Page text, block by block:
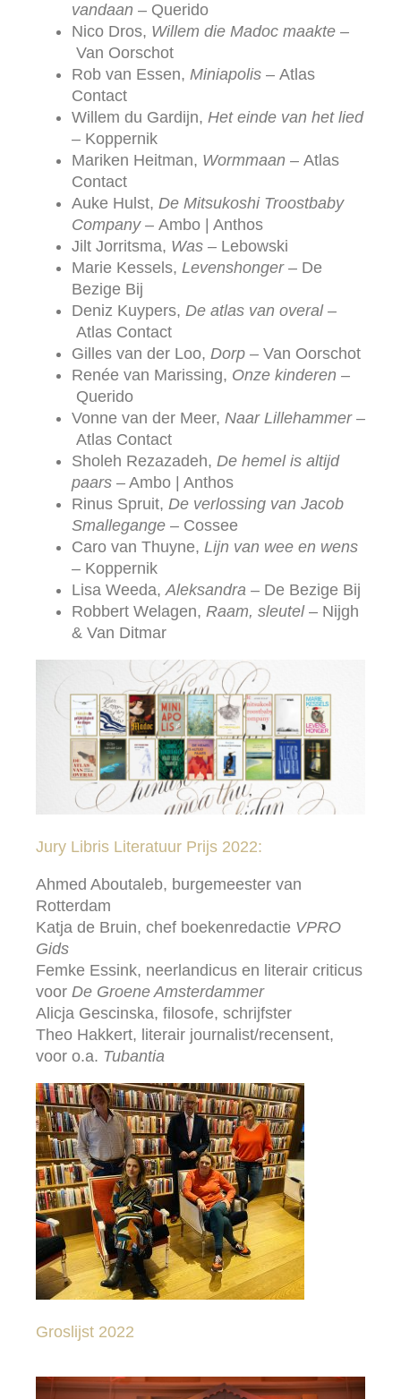
vandaan – Querido
Nico Dros, Willem die Madoc maakte –
Van Oorschot
Rob van Essen, Miniapolis – Atlas
Contact
Willem du Gardijn, Het einde van het lied
– Koppernik
Mariken Heitman, Wormmaan – Atlas
Contact
Auke Hulst, De Mitsukoshi Troostbaby
Company – Ambo | Anthos
Jilt Jorritsma, Was – Lebowski
Marie Kessels, Levenshonger – De
Bezige Bij
Deniz Kuypers, De atlas van overal –
Atlas Contact
Gilles van der Loo, Dorp – Van Oorschot
Renée van Marissing, Onze kinderen –
Querido
Vonne van der Meer, Naar Lillehammer –
Atlas Contact
Sholeh Rezazadeh, De hemel is altijd
paars – Ambo | Anthos
Rinus Spruit, De verlossing van Jacob
Smallegange – Cossee
Caro van Thuyne, Lijn van wee en wens
– Koppernik
Lisa Weeda,Aleksandra – De Bezige Bij
Robbert Welagen, Raam, sleutel– Nijgh
& Van Ditmar
Jury Libris Literatuur Prijs 2022:
Ahmed Aboutaleb, burgemeester van
Rotterdam
Katja de Bruin, chef boekenredactie VPRO
Gids
Femke Essink, neerlandicus en literair criticus
voor De Groene Amsterdammer
Alicja Gescinska, filosofe, schrijfster
Theo Hakkert, literair journalist/recensent,
voor o.a. Tubantia
Groslijst 2022